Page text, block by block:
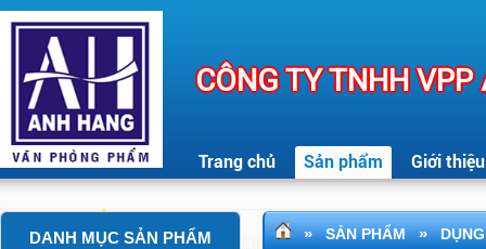
CÔNG TY TNHH
Trang chủ Sản phẩm Giới thiệu
DANH MỤC SẢN PHẨM » SẢN PHẨM »